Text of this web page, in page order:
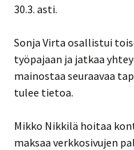
30.3. asti.
Sonja Virta osallistui
työpajaan ja jatkaa
mainostaa seuraavaa
tulee tietoa.
Mikko Nikkilä hoitaa
maksaa verkkosivujen